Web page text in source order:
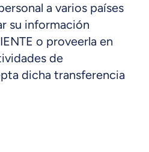
a varios países
su información
o proveerla en
de
dicha transferencia